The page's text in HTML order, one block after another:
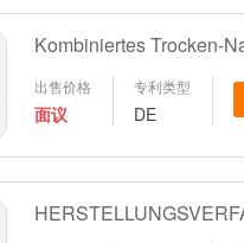
出售价格
面议
专利类型
DE